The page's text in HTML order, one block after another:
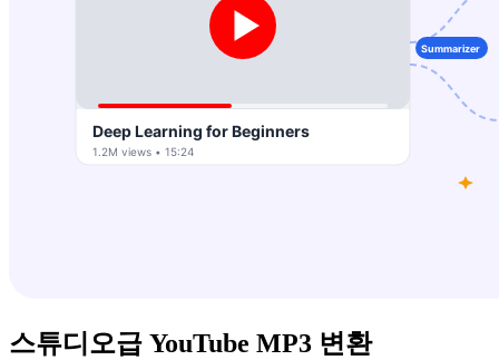
스튜디오급 YouTube MP3 변환